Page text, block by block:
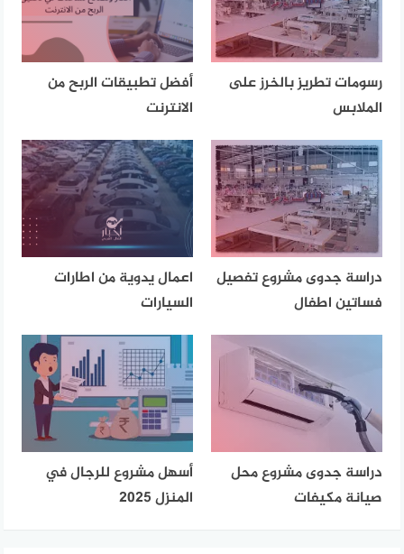
رسومات تطريز بالخرز على
الملابس
أفضل تطبيقات الربح من
الانترنت
دراسة جدوى مشروع تفصيل
فساتين اطفال
اعمال يدوية من اطارات
السيارات
دراسة جدوى مشروع محل
صيانة مكيفات
أسهل مشروع للرجال في
المنزل 2025